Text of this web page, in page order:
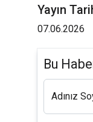
Yayın
07.06.2026
Bu
Adınız